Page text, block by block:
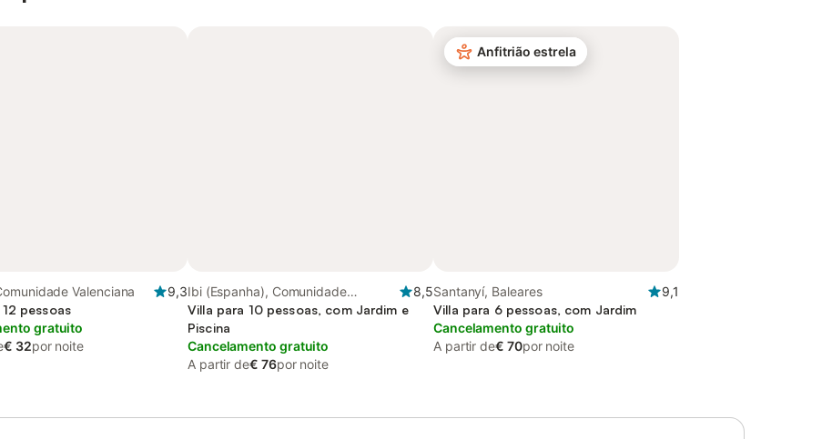
Valenciana
9,3
pessoas
gratuito
€ 32por noite
Ibi (Espanha), Comunidade
Valenciana
8,5
Villa para 10 pessoas, com Jardim e
Piscina
Cancelamento gratuito
A partir de€ 76por noite
Anfitrião estrela
Santanyí, Baleares
9,1
Villa para 6 pessoas, com Jardim
Cancelamento gratuito
A partir de€ 70por noite